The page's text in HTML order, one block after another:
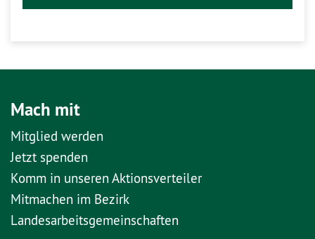
Mach mit
Mitglied werden
Jetzt spenden
Komm in unseren Aktionsverteiler
Mitmachen im Bezirk
Landesarbeitsgemeinschaften